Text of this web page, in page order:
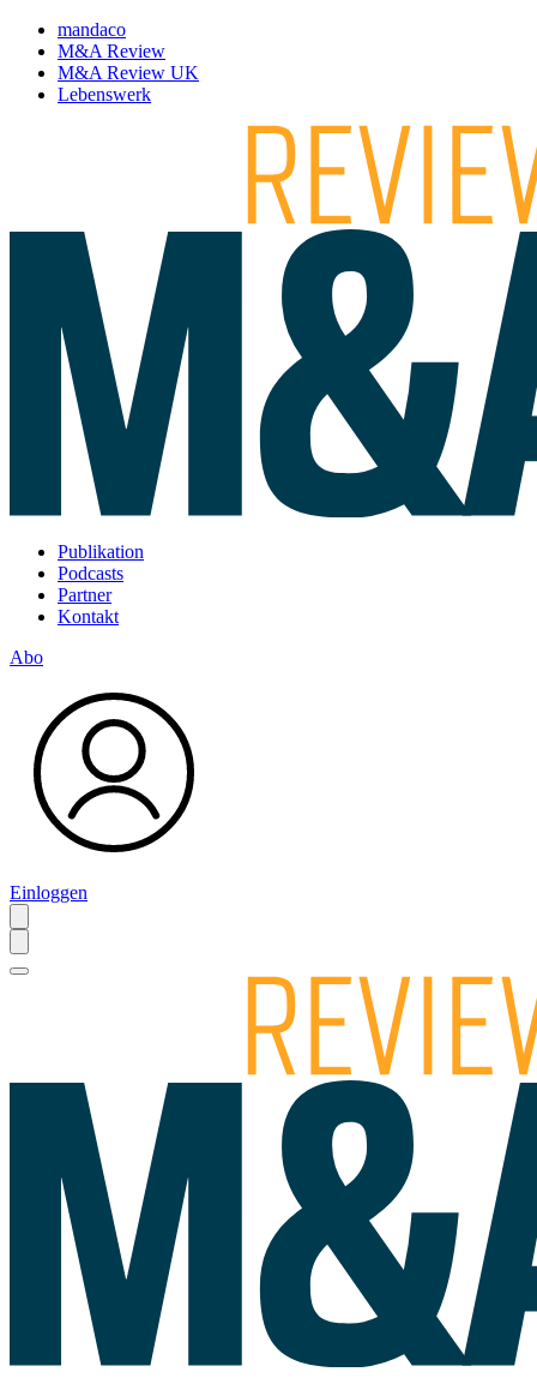
mandaco
M&A Review
M&A Review UK
Lebenswerk
Publikation
Podcasts
Partner
Kontakt
Abo
Einloggen